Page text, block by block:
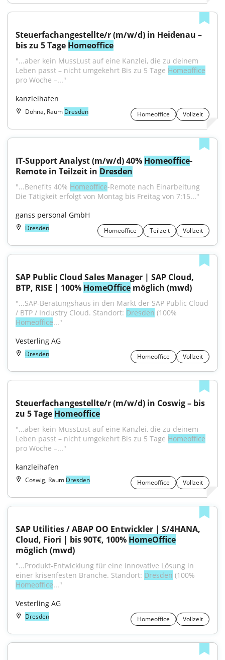
Steuerfachangestellte/r (m/w/d) in Heidenau –
bis zu 5 Tage Homeoffice
"...aber kein MussLust auf eine Kanzlei, die zu deinem
Leben passt – nicht umgekehrt Bis zu 5 Tage Homeoffice
pro Woche –..."
kanzleihafen
Dohna, Raum Dresden Homeoffice Vollzeit
IT-Support Analyst (m/w/d) 40% Homeoffice-
Remote in Teilzeit in Dresden
"...Benefits 40% Homeoffice-Remote nach Einarbeitung
Die Tätigkeit erfolgt von Montag bis Freitag von 7:15..."
ganss personal GmbH
Dresden Homeoffice Teilzeit Vollzeit
SAP Public Cloud Sales Manager | SAP Cloud,
BTP, RISE | 100% HomeOffice möglich (mwd)
"...SAP-Beratungshaus in den Markt der SAP Public Cloud
/ BTP / Industry Cloud. Standort: Dresden
Homeoffice..."
Vesterling AG
Dresden Homeoffice Vollzeit
Steuerfachangestellte/r (m/w/d) in Coswig – bis
zu 5 Tage Homeoffice
"...aber kein MussLust auf eine Kanzlei, die zu deinem
Leben passt – nicht umgekehrt Bis zu 5 Tage Homeoffice
pro Woche –..."
kanzleihafen
Coswig, Raum Dresden Homeoffice Vollzeit
SAP Utilities / ABAP OO Entwickler | S/4HANA,
Cloud, Fiori | bis 90T€, 100% HomeOffice
möglich (mwd)
"...Produkt-Entwicklung für eine innovative Lösung in
einer krisenfesten Branche. Standort: Dresden
Homeoffice..."
Vesterling AG
Dresden Homeoffice Vollzeit